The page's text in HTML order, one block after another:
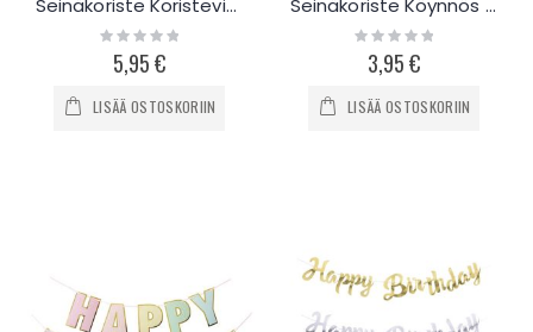
Seinäkoriste Koristeviuhkat 6kpl
Rating:
0%5,95 €
LISÄÄ OSTOSKORIIN
Seinäkoriste Köynnös Crystal
Rating:
0%3,95 €
LISÄÄ OSTOSKORIIN